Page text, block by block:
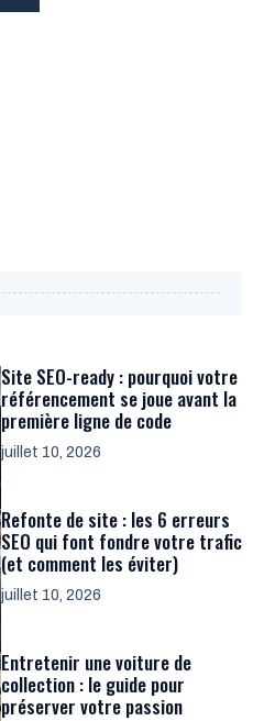
Site SEO-ready : pourquoi votre
référencement se joue avant la
première ligne de code
juillet 10, 2026
Refonte de site : les 6 erreurs
SEO qui font fondre votre trafic
(et comment les éviter)
juillet 10, 2026
Entretenir une voiture de
collection : le guide pour
préserver votre passion